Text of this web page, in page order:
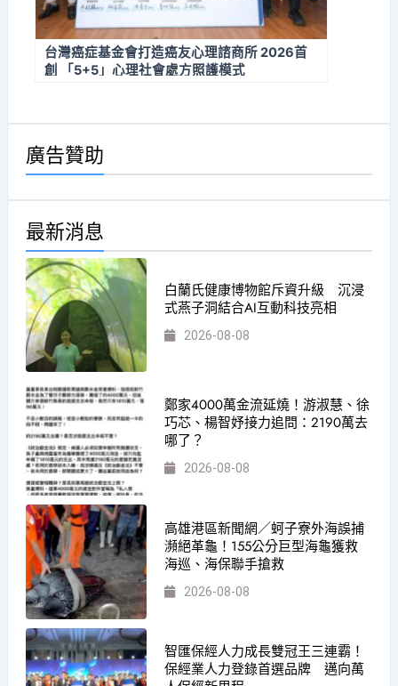
台灣癌症基金會打造癌友心理諮商所 2026首
創 「5+5」心理社會處方照護模式
廣告贊助
最新消息
白蘭氏健康博物館斥資升級 沉浸
式燕子洞結合AI互動科技亮相
2026-08-08
鄭家4000萬金流延燒！游淑慧、徐
巧芯、楊智妤接力追問：2190萬去
哪了？
2026-08-08
高雄港區新聞網／蚵子寮外海誤捕
瀕絕革龜！155公分巨型海龜獲救
海巡、海保聯手搶救
2026-08-08
智匯保經人力成長雙冠王三連霸！
保經業人力登錄首選品牌 邁向萬